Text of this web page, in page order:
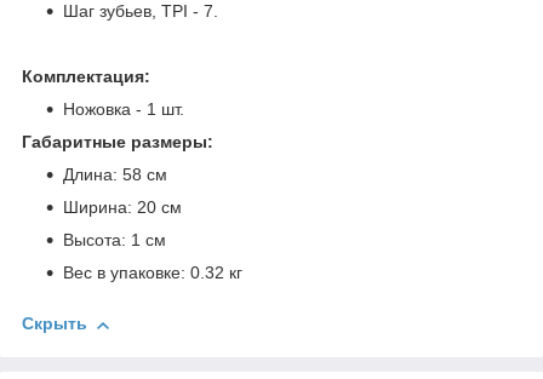
Шаг зубьев, TPI - 7.
Комплектация:
Ножовка - 1 шт.
Габаритные размеры:
Длина: 58 см
Ширина: 20 см
Высота: 1 см
Вес в упаковке: 0.32 кг
Скрыть